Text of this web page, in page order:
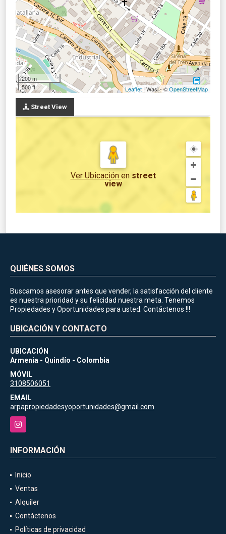
200 m
500 ft
Leaflet | Wasi - ©OpenStreetMap
Street View
Ver Ubicación en street
view
QUIÉNES SOMOS
Buscamos asesorar antes que vender, la satisfacción del cliente
es nuestra prioridad y su felicidad nuestra meta. Tenemos
Propiedades y Oportunidades para usted. Contáctenos !!!
UBICACIÓN Y CONTACTO
UBICACIÓN
Armenia - Quindío - Colombia
MÓVIL
3108506051
EMAIL
arpapropiedadesyoportunidades@gmail.com
Instagram
INFORMACIÓN
Inicio
Ventas
Alquiler
Contáctenos
Políticas de privacidad